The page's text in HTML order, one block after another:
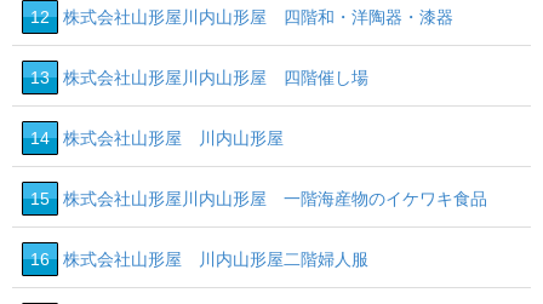
12 株式会社山形屋川内山形屋 四階和・洋陶器・漆器
13 株式会社山形屋川内山形屋 四階催し場
14 株式会社山形屋 川内山形屋
15 株式会社山形屋川内山形屋 一階海産物のイケワキ食品
16 株式会社山形屋 川内山形屋二階婦人服